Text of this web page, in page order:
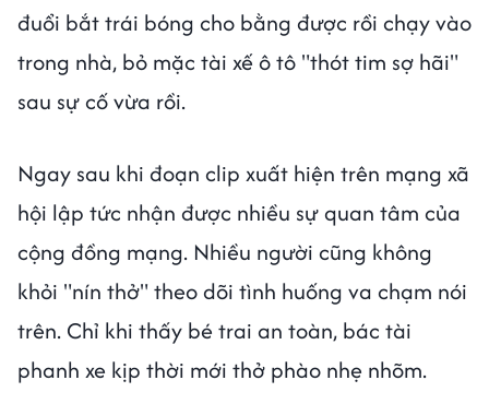
đuổi bắt trái bóng cho bằng được rồi chạy vào
trong nhà, bỏ mặc tài xế ô tô "thót tim sợ hãi"
sau sự cố vừa rồi.
Ngay sau khi đoạn clip xuất hiện trên mạng xã
hội lập tức nhận được nhiều sự quan tâm của
cộng đồng mạng. Nhiều người cũng không
khỏi "nín thở" theo dõi tình huống va chạm nói
trên. Chỉ khi thấy bé trai an toàn, bác tài
phanh xe kịp thời mới thở phào nhẹ nhõm.